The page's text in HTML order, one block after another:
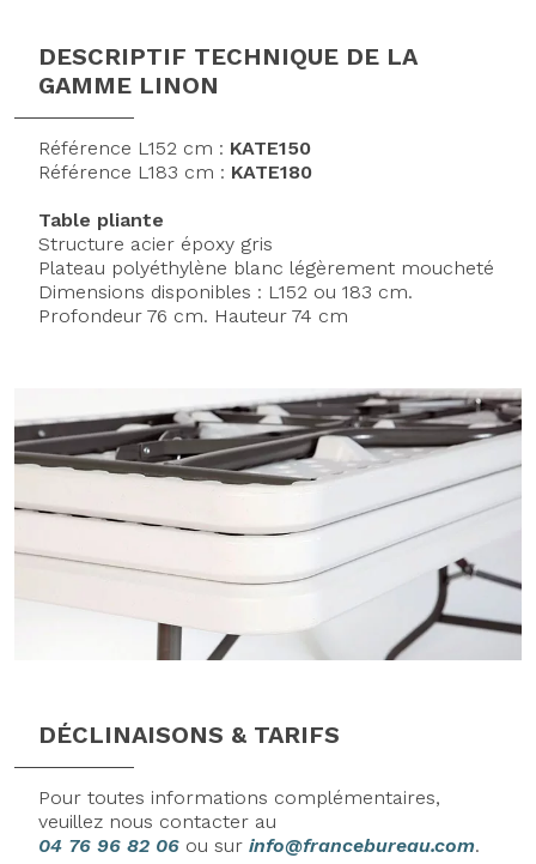
DESCRIPTIF TECHNIQUE DE LA
GAMME LINON
Référence L152 cm : KATE150
Référence L183 cm : KATE180
Table pliante
Structure acier époxy gris
Plateau polyéthylène blanc légèrement moucheté
Dimensions disponibles : L152 ou 183 cm.
Profondeur 76 cm. Hauteur 74 cm
DÉCLINAISONS & TARIFS
Pour toutes informations complémentaires,
veuillez nous contacter au
04 76 96 82 06 ou sur info@francebureau.com.